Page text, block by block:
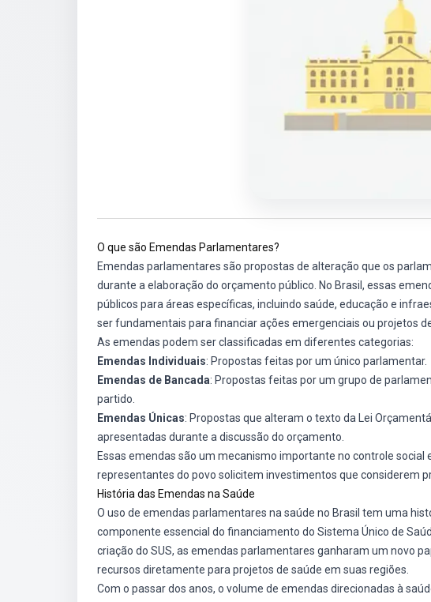
O que são Emendas Parlamentares?
Emendas parlamentares são propostas de alteração que os
durante a elaboração do orçamento público. No Brasil, essas
públicos para áreas específicas, incluindo saúde, educação e
ser fundamentais para financiar ações emergenciais ou projetos
As emendas podem ser classificadas em diferentes categorias:
Emendas Individuais: Propostas feitas por um único parlamentar.
Emendas de Bancada: Propostas feitas por um grupo de
partido.
Emendas Únicas: Propostas que alteram o texto da Lei
apresentadas durante a discussão do orçamento.
Essas emendas são um mecanismo importante no controle social
representantes do povo solicitem investimentos que considerem
História das Emendas na Saúde
O uso de emendas parlamentares na saúde no Brasil tem uma
componente essencial do financiamento do Sistema Único de
criação do SUS, as emendas parlamentares ganharam um novo
recursos diretamente para projetos de saúde em suas regiões.
Com o passar dos anos, o volume de emendas direcionadas à